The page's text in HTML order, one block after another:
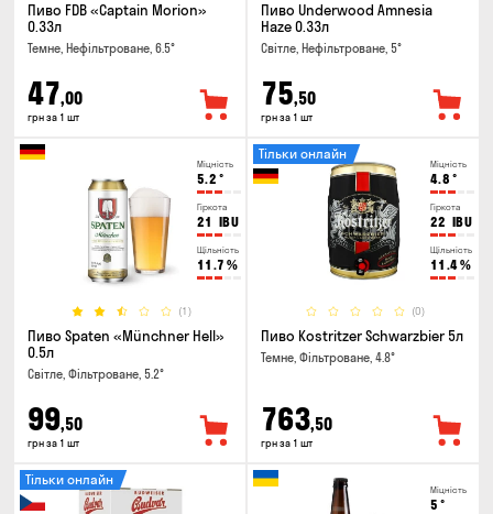
Пиво FDB «Captain Morion»
0.33л
Темне, Нефільтроване, 6.5°
47,00
грн за 1 шт
Пиво Underwood Amnesia
Haze 0.33л
Світле, Нефільтроване, 5°
75,50
грн за 1 шт
Міцність
5.2 °
Гіркота
21 IBU
Щільність
11.7 %
(1)
Пиво Spaten «Münchner Hell»
0.5л
Світле, Фільтроване, 5.2°
99,50
грн за 1 шт
Міцність
4.8 °
Гіркота
22 IBU
Щільність
11.4%
(0)
Тільки онлайн
Пиво Kostritzer Schwarzbier 5л
Темне, Фільтроване, 4.8°
763,50
грн за 1 шт
Тільки онлайн
Міцність
5 °